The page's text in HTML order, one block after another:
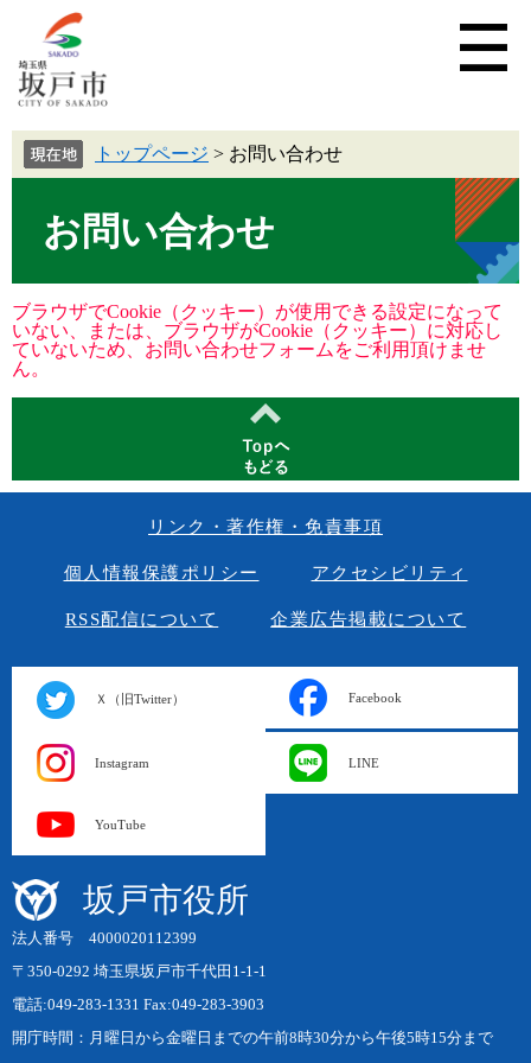
トップページ > お問い合わせ
お問い合わせ
ブラウザでCookie（クッキー）が使用できる設定になって
いない、または、ブラウザがCookie（クッキー）に対応し
ていないため、お問い合わせフォームをご利用頂けませ
ん。
リンク・著作権・免責事項
個人情報保護ポリシー アクセシビリティ
RSS配信について 企業広告掲載について
Ｘ（旧Twitter） Facebook
Instagram LINE
YouTube
坂戸市役所
法人番号 4000020112399
〒350-0292 埼玉県坂戸市千代田1-1-1
電話:049-283-1331 Fax:049-283-3903
開庁時間：月曜日から金曜日までの午前8時30分から午後5時15分まで